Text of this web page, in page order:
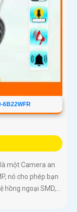
6B22WFR
một Camera an
nó cho phép bạn
hồng ngoại SMD,...